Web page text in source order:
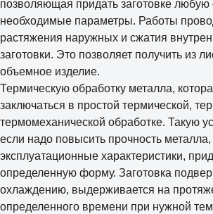
позволяющая придать заготовке
необходимые параметры. Работы
растяжения наружных и сжатия
заготовки. Это позволяет получить из
объемное изделие.
Термическую обработку металла,
заключаться в простой термической,
термомеханической обработке. Такую
если надо повысить прочность
эксплуатационные характеристики,
определенную форму. Заготовка
охлаждению, выдерживается на
определенного времени при нужной